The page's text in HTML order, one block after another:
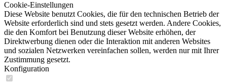
Cookie-Einstellungen
Diese Website benutzt Cookies, die für den technischen Betrieb der
Website erforderlich sind und stets gesetzt werden. Andere Cookies,
die den Komfort bei Benutzung dieser Website erhöhen, der
Direktwerbung dienen oder die Interaktion mit anderen Websites
und sozialen Netzwerken vereinfachen sollen, werden nur mit Ihrer
Zustimmung gesetzt.
Konfiguration